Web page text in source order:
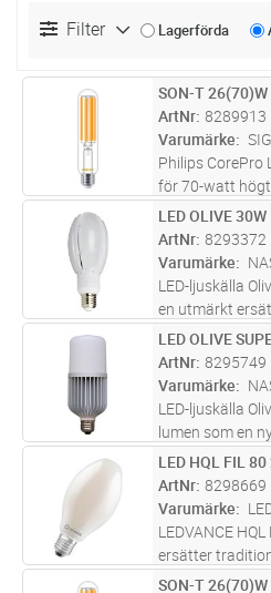
Filter Lagerförda
ST Lägg i
SON-T
ArtNr 8289913
Varumärke
Philips CorePro
för 70-watt
metallhalogen
levererar 4200
spridningsvinkel
ST Lägg i
LED OLIVE
ArtNr 8293372
Varumärke
LED-ljuskälla
en utmärkt
och passar
göra några
miljöer där ni vill
ST Lägg i
LED OLIVE
ArtNr 8295749
Varumärke
LED-ljuskälla
lumen som en
fungerar bra i
som exempelvis
cykel/
ST Lägg i
LED HQL FIL
ArtNr 8298669
Varumärke
LEDVANCE
ersätter
befintliga
SON-T